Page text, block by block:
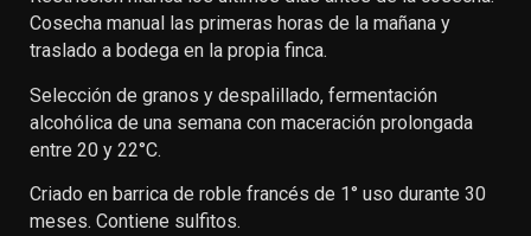
Cosecha manual las primeras horas de la mañana y
traslado a bodega en la propia finca.
Selección de granos y despalillado, fermentación
alcohólica de una semana con maceración prolongada
entre 20 y 22°C.
Criado en barrica de roble francés de 1° uso durante 30
meses. Contiene sulfitos.